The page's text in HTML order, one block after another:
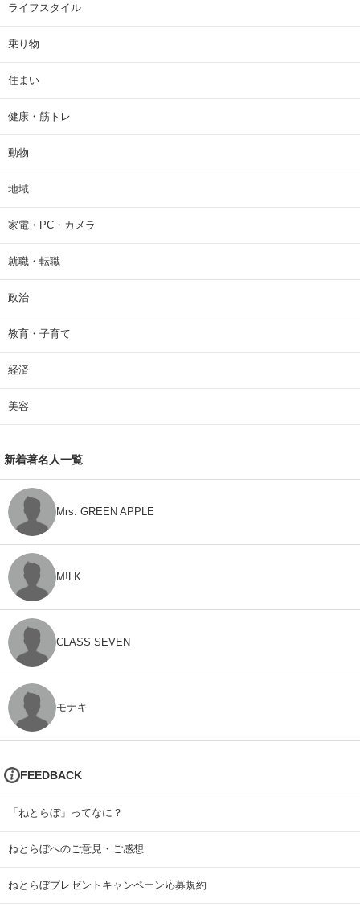
ライフスタイル
乗り物
住まい
健康・筋トレ
動物
地域
家電・PC・カメラ
就職・転職
政治
教育・子育て
経済
美容
新着著名人一覧
Mrs. GREEN APPLE
M!LK
CLASS SEVEN
モナキ
FEEDBACK
「ねとらぼ」ってなに？
ねとらぼへのご意見・ご感想
ねとらぼプレゼントキャンペーン応募規約